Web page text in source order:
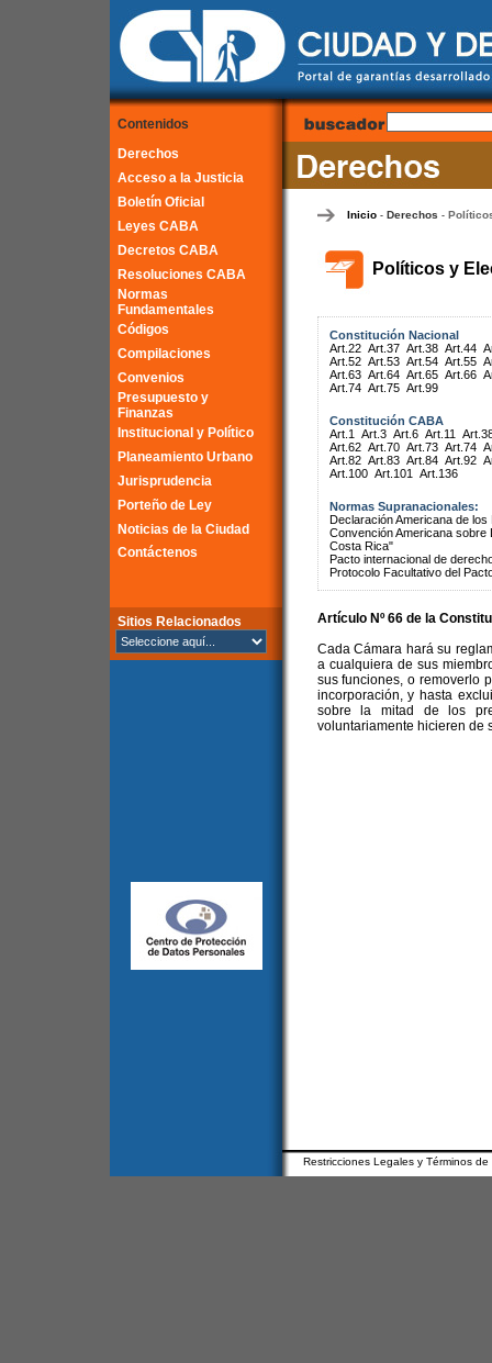
Contenidos
Derechos
Acceso a la Justicia
Boletín Oficial
Leyes CABA
Decretos CABA
Resoluciones CABA
Normas
Fundamentales
Códigos
Compilaciones
Convenios
Presupuesto y
Finanzas
Institucional y Político
Planeamiento Urbano
Jurisprudencia
Porteño de Ley
Noticias de la Ciudad
Contáctenos
Sitios Relacionados
Inicio- Derechos -
Políticos y
Constitución Nacional
Art.22 Art.37 Art.38 Art.44
Art.52 Art.53 Art.54 Art.55
Art.63 Art.64 Art.65 Art.66
Art.74 Art.75 Art.99
Constitución CABA
Art.1
Art.3 Art.6 Art.11
Art.62 Art.70 Art.73 Art.74
Art.82 Art.83 Art.84 Art.92
Art.100 Art.101 Art.136
Normas Supranacionales:
Declaración Americana de
Convención Americana
Costa Rica"
Pacto internacional de
Protocolo Facultativo del
Artículo Nº 66 de la
Cada Cámara hará su
a cualquiera de sus
sus funciones, o removerlo
incorporación, y hasta
sobre la mitad de los
voluntariamente hicieren de
Restricciones Legales y Términos de